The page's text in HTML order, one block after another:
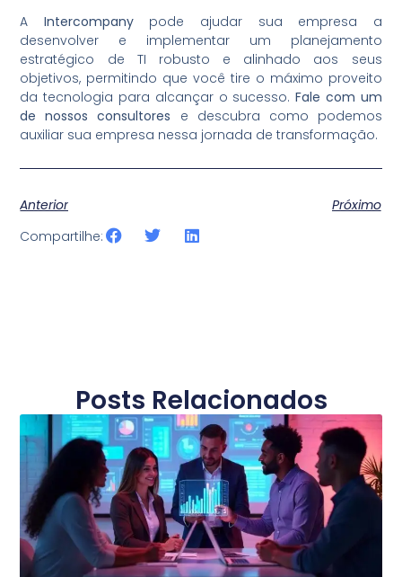
A Intercompanypode ajudar sua empresa a
desenvolver e implementar um planejamento
estratégico de TI robusto e alinhado aos seus
objetivos, permitindo que você tire o máximo proveito
da tecnologia para alcançar o sucesso.Fale com um
de nossos consultores e descubra como podemos
auxiliar sua empresa nessa jornada de transformação.
Anterior
Próximo
Compartilhe:
Posts Relacionados